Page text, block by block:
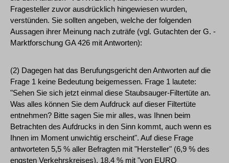
Fragesteller zuvor ausdrücklich hingewiesen wurden,
verstünden. Sie sollten angeben, welche der folgenden
Aussagen ihrer Meinung nach zuträfe (vgl. Gutachten der G. -
Marktforschung GA 426 mit Antworten):
(2) Dagegen hat das Berufungsgericht den Antworten auf die
Frage 1 keine Bedeutung beigemessen. Frage 1 lautete:
"Sehen Sie sich jetzt einmal diese Staubsauger-Filtertüte an.
Was alles können Sie dem Aufdruck auf dieser Filtertüte
entnehmen? Bitte sagen Sie mir alles, was Ihnen beim
Betrachten des Aufdrucks in den Sinn kommt, auch wenn es
Ihnen im Moment unwichtig erscheint". Auf diese Frage
antworteten 5,5 % aller Befragten mit "Hersteller" (6,9 % des
engsten Verkehrskreises), 18,4 % mit "von EURO